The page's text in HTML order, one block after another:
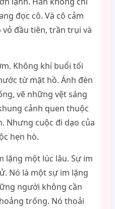
đọc cô. Và cô cảm
đầu tiên, trần trụi và
Không khí buổi tối
từ mặt hồ. Ánh đèn
vẽ những vệt sáng
cảnh quen thuộc
Nhưng cuộc đi dạo của
hẹn hò.
lặng một lúc lâu. Sự im
Nó là một sự im lặng
người không cần
trống. Nó thoải